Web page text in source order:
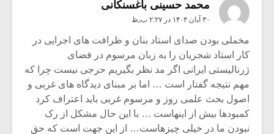
محمد حسینی باغسنکانی
۳۰ آبان ۱۴۰۴ در ۲:۲۷ ب٫ظ
مخملی بودن صدای استاد بنان و ظرافت های اجرایی در
کار استاد شجریان را به زبان مرسوم در فضای
ژرنالیستی ایرانی اگر مد نظر بگیریم حرجی نیست چرا که
مهم نتیجه گفتار است … اما بر مبنای دیدگاه های غربی و
اصول بحث علمی روز و مرسوم غربی باید اعتراف کرد
کمبودها بیش از اینهاست … با این حال مشکل از رک
نبودن ما در خیلی چیزهاست… از این جهت است که حق